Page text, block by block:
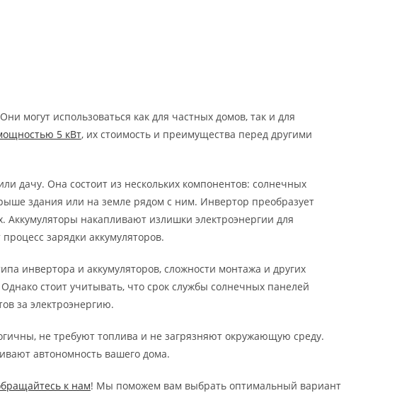
могут использоваться как для частных домов, так и для
5 кВт, их стоимость и преимущества перед другими
дачу. Она состоит из нескольких компонентов: солнечных
здания или на земле рядом с ним. Инвертор преобразует
накапливают излишки электроэнергии для
зарядки аккумуляторов.
инвертора и аккумуляторов, сложности монтажа и других
стоит учитывать, что срок службы солнечных панелей
за электроэнергию.
не требуют топлива и не загрязняют окружающую среду.
автономность вашего дома.
к нам! Мы поможем вам выбрать оптимальный вариант